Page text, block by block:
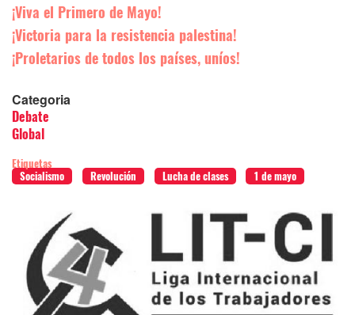
¡Viva el Primero de Mayo!
¡Victoria para la resistencia palestina!
¡Proletarios de todos los países, uníos!
Categoria
Debate
Global
Etiquetas
Socialismo
Revolución Lucha de clases 1 de mayo